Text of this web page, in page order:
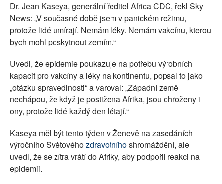
Dr. Jean Kaseya, generální ředitel Africa CDC, řekl Sky
News: „V současné době jsem v panickém režimu,
protože lidé umírají. Nemám léky. Nemám vakcínu, kterou
bych mohl poskytnout zemím.“
Uvedl, že epidemie poukazuje na potřebu výrobních
kapacit pro vakcíny a léky na kontinentu, popsal to jako
„otázku spravedlnosti“ a varoval: „Západní země
nechápou, že když je postižena Afrika, jsou ohroženy i
ony, protože lidé každý den létají.“
Kaseya měl být tento týden v Ženevě na zasedáních
výročního Světovéhozdravotníhoshromáždění, ale
uvedl, že se zítra vrátí do Afriky, aby podpořil reakci na
epidemii.